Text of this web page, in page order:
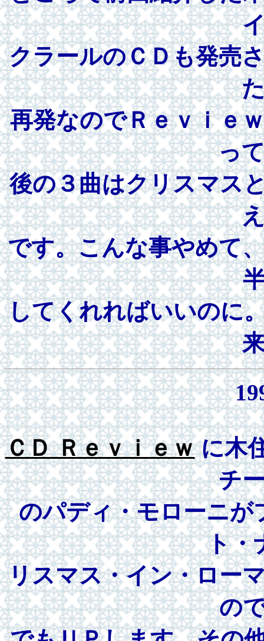
クラールのＣＤも発売
再発なのでＲｅｖｉｅ
っ
後の３曲はクリスマス
です。こんな事やめて
してくれればいいのに
ＣＤ Ｒｅｖｉｅｗ に木
チ
のパディ・モローニが
ト・
リスマス・イン・ロー
の